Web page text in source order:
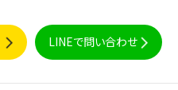
LINEで問い合わせ